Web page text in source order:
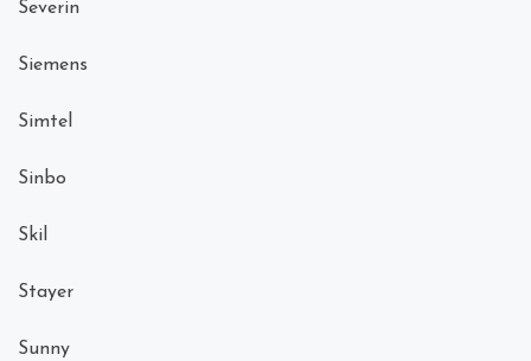
Severin
Siemens
Simtel
Sinbo
Skil
Stayer
Sunny